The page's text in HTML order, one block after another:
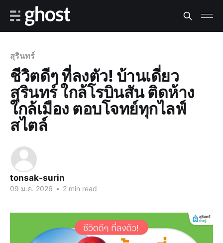
สุรินทร์
ชีวิตดีๆ ที่ลงตัว! บ้านเดี่ยว
สุรินทร์ ใกล้โรบินสัน ติดห้าง
ใกล้เมือง ตอบโจทย์ทุกไลฟ์
สไตล์
tonsak-surin
09 ม.ค. 2026 • 2 min read